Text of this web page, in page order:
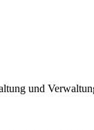
und